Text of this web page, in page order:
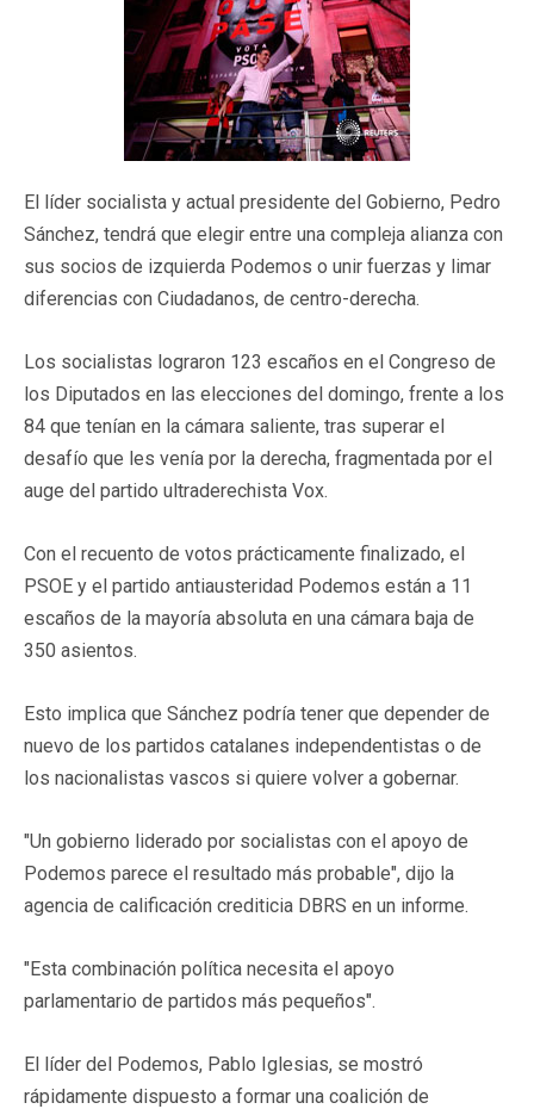
El líder socialista y actual presidente del Gobierno, Pedro
Sánchez, tendrá que elegir entre una compleja alianza con
sus socios de izquierda Podemos o unir fuerzas y limar
diferencias con Ciudadanos, de centro-derecha.
Los socialistas lograron 123 escaños en el Congreso de
los Diputados en las elecciones del domingo, frente a los
84 que tenían en la cámara saliente, tras superar el
desafío que les venía por la derecha, fragmentada por el
auge del partido ultraderechista Vox.
Con el recuento de votos prácticamente finalizado, el
PSOE y el partido antiausteridad Podemos están a 11
escaños de la mayoría absoluta en una cámara baja de
350 asientos.
Esto implica que Sánchez podría tener que depender de
nuevo de los partidos catalanes independentistas o de
los nacionalistas vascos si quiere volver a gobernar.
"Un gobierno liderado por socialistas con el apoyo de
Podemos parece el resultado más probable", dijo la
agencia de calificación crediticia DBRS en un informe.
"Esta combinación política necesita el apoyo
parlamentario de partidos más pequeños".
El líder del Podemos, Pablo Iglesias, se mostró
rápidamente dispuesto a formar una coalición de